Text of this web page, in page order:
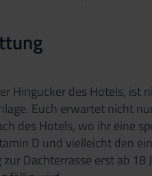
Hingucker des Hotels, ist
Euch erwartet nicht
des Hotels, wo ihr eine
D und vielleicht den
Dachterrasse erst ab